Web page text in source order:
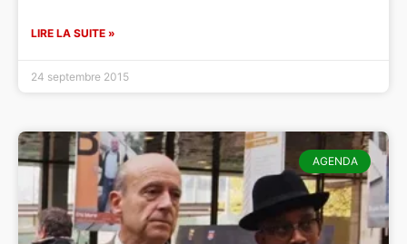
LIRE LA SUITE »
24 septembre 2015
AGENDA